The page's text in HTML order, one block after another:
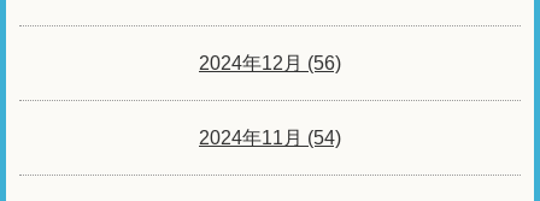
2024年12月 (56)
2024年11月 (54)